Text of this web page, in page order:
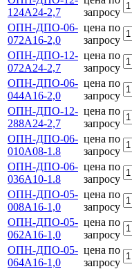
124А24-2,7
запросу
ОПН-ДПО-06-
072А16-2,0
цена по
запросу
ОПН-ДПО-12-
072А24-2,7
цена по
запросу
ОПН-ДПО-06-
044А16-2,0
цена по
запросу
ОПН-ДПО-12-
288А24-2,7
цена по
запросу
ОПН-ДПО-06-
010А08-1.8
цена по
запросу
ОПН-ДПО-06-
036А10-1.8
цена по
запросу
ОПН-ДПО-05-
008А16-1,0
цена по
запросу
ОПН-ДПО-05-
062А16-1,0
цена по
запросу
ОПН-ДПО-05-
064А16-1,0
цена по
запросу